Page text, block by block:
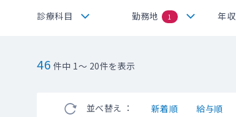
診療科目 勤務地 1 年収
46 件中 1～ 20件を表示
並べ替え ： 新着順 給与順